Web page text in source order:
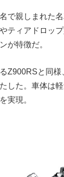
名で親しまれた
ティアドロッ
が特徴だ。
Z900RSと同
した。車体は
実現。